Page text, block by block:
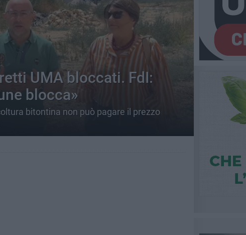
UMA bloccati. FdI:
blocca»
bitontina non può pagare il prezzo